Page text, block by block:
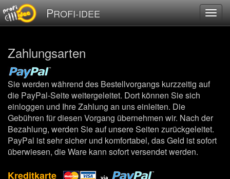
PROFI-IDEE
Zahlungsarten
Sie werden während des Bestellvorgangs kurzzeitig auf
die PayPal-Seite weitergeleitet. Dort können Sie sich
einloggen und Ihre Zahlung an uns einleiten. Die
Gebühren für diesen Vorgang übernehmen wir. Nach der
Bezahlung, werden Sie auf unsere Seiten zurückgeleitet.
PayPal ist sehr sicher und komfortabel, das Geld ist sofort
überwiesen, die Ware kann sofort versendet werden.
Kreditkarte